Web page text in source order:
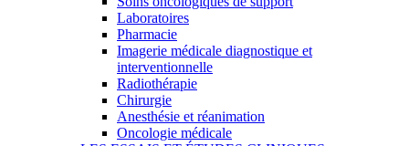
Laboratoires
Pharmacie
Imagerie médicale diagnostique et
interventionnelle
Radiothérapie
Chirurgie
Anesthésie et réanimation
Oncologie médicale